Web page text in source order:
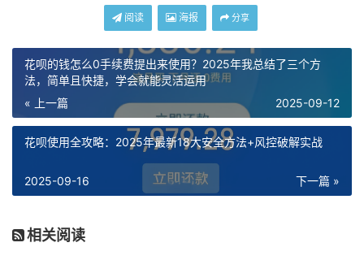
阅读 海报 分享
花呗的钱怎么0手续费提出来使用？2025年我总结了三个方
法，简单且快捷，学会就能灵活运用
« 上一篇
2025-09-12
花呗使用全攻略：2025年最新18大安全方法+风控破解实战
下一篇 »
2025-09-16
相关阅读